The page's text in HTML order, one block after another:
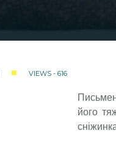
VIEWS - 616
його